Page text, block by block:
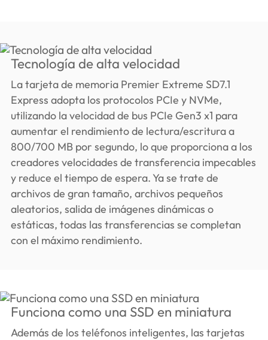
Tecnología de alta velocidad
La tarjeta de memoria Premier Extreme SD7.1
Express adopta los protocolos PCIe y NVMe,
utilizando la velocidad de bus PCIe Gen3 x1 para
aumentar el rendimiento de lectura/escritura a
800/700 MB por segundo, lo que proporciona a los
creadores velocidades de transferencia impecables
y reduce el tiempo de espera. Ya se trate de
archivos de gran tamaño, archivos pequeños
aleatorios, salida de imágenes dinámicas o
estáticas, todas las transferencias se completan
con el máximo rendimiento.
Funciona como una SSD en miniatura
Además de los teléfonos inteligentes, las tarjetas